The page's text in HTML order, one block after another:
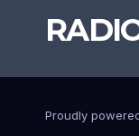
Proudly